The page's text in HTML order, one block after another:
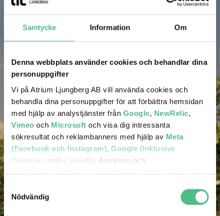
Samtycke Information Om
Denna webbplats använder cookies och behandlar dina
personuppgifter
Vi på Atrium Ljungberg AB vill använda cookies och
behandla dina personuppgifter för att förbättra hemsidan
med hjälp av analystjänster från Google, NewRelic,
Vimeo och Microsoft och visa dig intressanta
sökresultat och reklambanners med hjälp av Meta
(Facebook och Instagram), Google (inklusive
Youtube), och LinkedIn. Analysen och
marknadsföringen görs baserat på information om din
annan information om hur du använder hemsidan och
information som dessa tjänster har om dig sedan tidigare.
Samtyckesval
Nödvändig